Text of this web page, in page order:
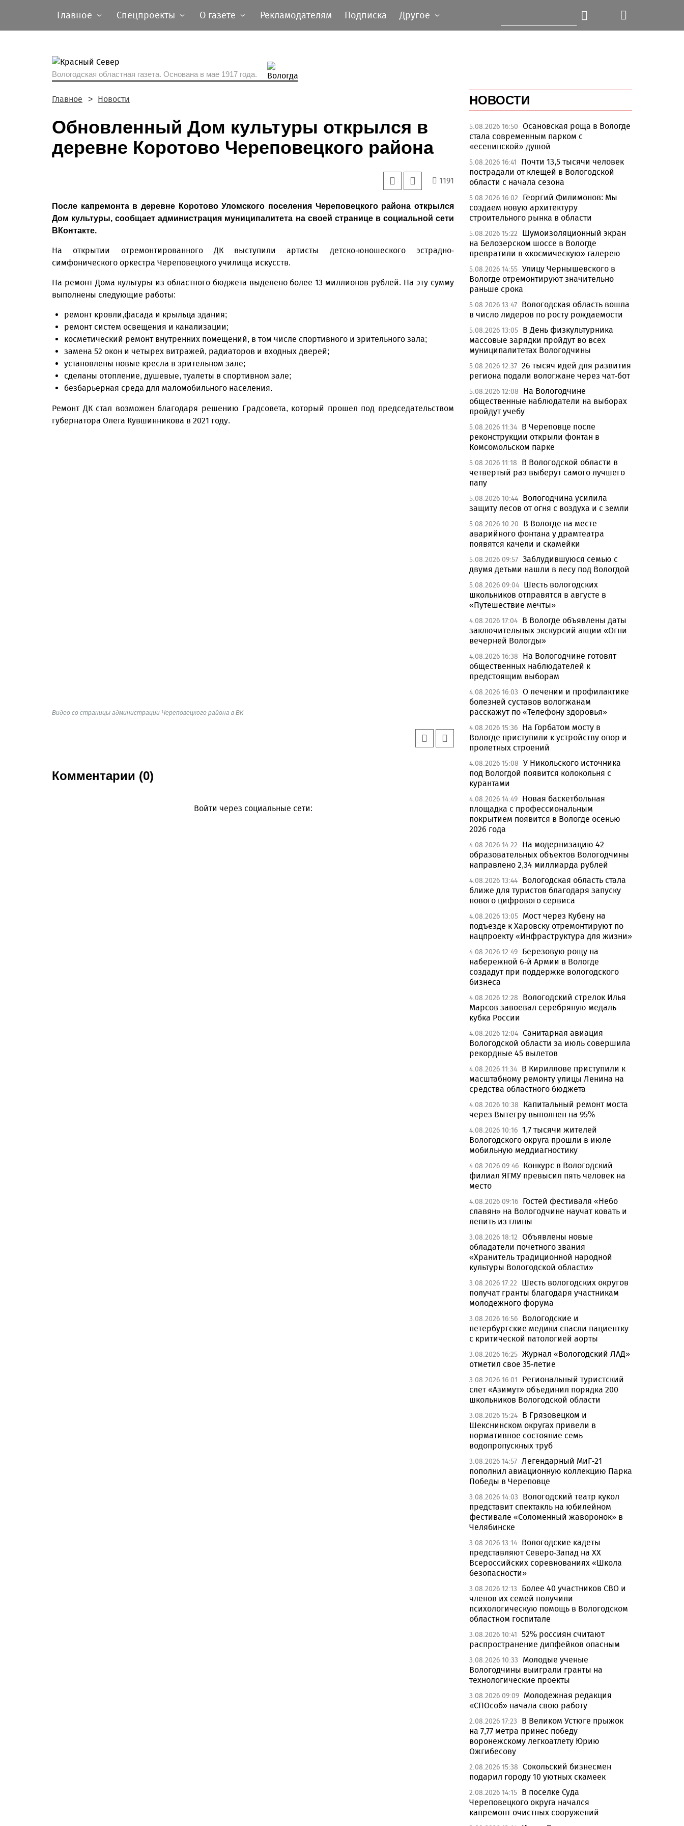
Главное Спецпроекты О газете Рекламодателям Подписка Другое
Вологодская областная газета. Основана в мае 1917 года.
Главное Новости
Обновленный Дом культуры открылся в
деревне Коротово Череповецкого района
1191
После капремонта в деревне Коротово Уломского поселения Череповецкого района открылся
Дом культуры, сообщает администрация муниципалитета на своей странице в социальной сети
ВКонтакте.
На открытии отремонтированного ДК выступили артисты детско-юношеского эстрадно-
симфонического оркестра Череповецкого училища искусств.
На ремонт Дома культуры из областного бюджета выделено более 13 миллионов рублей. На эту сумму
выполнены следующие работы:
ремонт кровли,фасада и крыльца здания;
ремонт систем освещения и канализации;
косметический ремонт внутренних помещений, в том числе спортивного и зрительного зала;
замена 52 окон и четырех витражей, радиаторов и входных дверей;
установлены новые кресла в зрительном зале;
сделаны отопление, душевые, туалеты в спортивном зале;
безбарьерная среда для маломобильного населения.
Ремонт ДК стал возможен благодаря решению Градсовета, который прошел под председательством
губернатора Олега Кувшинникова в 2021 году.
Видео со страницы администрации Череповецкого района в ВК
Комментарии (0)
Войти через социальные сети:
НОВОСТИ
5.08.2026 16:50 Осановская роща в Вологде
стала современным парком с
«есенинской» душой
5.08.2026 16:41
Почти 13,5 тысячи человек
пострадали от клещей в Вологодской
области с начала сезона
5.08.2026 16:02
Георгий Филимонов: Мы
создаем новую архитектуру
строительного рынка в области
5.08.2026 15:22
Шумоизоляционный экран
на Белозерском шоссе в Вологде
превратили в «космическую» галерею
5.08.2026 14:55 Улицу Чернышевского в
Вологде отремонтируют значительно
раньше срока
5.08.2026 13:47 Вологодская область вошла
в число лидеров по росту рождаемости
5.08.2026 13:05 В День физкультурника
массовые зарядки пройдут во всех
муниципалитетах Вологодчины
5.08.2026 12:37 26 тысяч идей для развития
региона подали вологжане через чат-бот
5.08.2026 12:08
На Вологодчине
общественные наблюдатели на выборах
пройдут учебу
5.08.2026 11:34 В Череповце после
реконструкции открыли фонтан в
Комсомольском парке
5.08.2026 11:18
В Вологодской области в
четвертый раз выберут самого лучшего
папу
5.08.2026 10:44 Вологодчина усилила
защиту лесов от огня с воздуха и с земли
5.08.2026 10:20
В Вологде на месте
аварийного фонтана у драмтеатра
появятся качели и скамейки
5.08.2026 09:57 Заблудившуюся семью с
двумя детьми нашли в лесу под Вологдой
5.08.2026 09:04 Шесть вологодских
школьников отправятся в августе в
«Путешествие мечты»
4.08.2026 17:04 В Вологде объявлены даты
заключительных экскурсий акции «Огни
вечерней Вологды»
4.08.2026 16:38
На Вологодчине готовят
общественных наблюдателей к
предстоящим выборам
4.08.2026 16:03 О лечении и профилактике
болезней суставов вологжанам
расскажут по «Телефону здоровья»
4.08.2026 15:36 На Горбатом мосту в
Вологде приступили к устройству опор и
пролетных строений
4.08.2026 15:08 У Никольского источника
под Вологдой появится колокольня с
курантами
4.08.2026 14:49 Новая баскетбольная
площадка с профессиональным
покрытием появится в Вологде осенью
2026 года
4.08.2026 14:22
На модернизацию 42
образовательных объектов Вологодчины
направлено 2,34 миллиарда рублей
4.08.2026 13:44 Вологодская область стала
ближе для туристов благодаря запуску
нового цифрового сервиса
4.08.2026 13:05 Мост через Кубену на
подъезде к Харовску отремонтируют по
нацпроекту «Инфраструктура для жизни»
4.08.2026 12:49 Березовую рощу на
набережной 6-й Армии в Вологде
создадут при поддержке вологодского
бизнеса
4.08.2026 12:28
Вологодский стрелок Илья
Марсов завоевал серебряную медаль
кубка России
4.08.2026 12:04 Санитарная авиация
Вологодской области за июль совершила
рекордные 45 вылетов
4.08.2026 11:34 В Кириллове приступили к
масштабному ремонту улицы Ленина на
средства областного бюджета
4.08.2026 10:38
Капитальный ремонт моста
через Вытегру выполнен на 95%
4.08.2026 10:16 1,7 тысячи жителей
Вологодского округа прошли в июле
мобильную меддиагностику
4.08.2026 09:46 Конкурс в Вологодский
филиал ЯГМУ превысил пять человек на
место
4.08.2026 09:16 Гостей фестиваля «Небо
славян» на Вологодчине научат ковать и
лепить из глины
3.08.2026 18:12 Объявлены новые
обладатели почетного звания
«Хранитель традиционной народной
культуры Вологодской области»
3.08.2026 17:22
Шесть вологодских округов
получат гранты благодаря участникам
молодежного форума
3.08.2026 16:56 Вологодские и
петербургские медики спасли пациентку
с критической патологией аорты
3.08.2026 16:25 Журнал «Вологодский ЛАД»
отметил свое 35-летие
3.08.2026 16:01
Региональный туристский
слет «Азимут» объединил порядка 200
школьников Вологодской области
3.08.2026 15:24 В Грязовецком и
Шекснинском округах привели в
нормативное состояние семь
водопропускных труб
3.08.2026 14:57 Легендарный МиГ-21
пополнил авиационную коллекцию Парка
Победы в Череповце
3.08.2026 14:03
Вологодский театр кукол
представит спектакль на юбилейном
фестивале «Соломенный жаворонок» в
Челябинске
3.08.2026 13:14 Вологодские кадеты
представляют Северо-Запад на XX
Всероссийских соревнованиях «Школа
безопасности»
3.08.2026 12:13
Более 40 участников СВО и
членов их семей получили
психологическую помощь в Вологодском
областном госпитале
3.08.2026 10:41 52% россиян считают
распространение дипфейков опасным
3.08.2026 10:33
Молодые ученые
Вологодчины выиграли гранты на
технологические проекты
3.08.2026 09:09 Молодежная редакция
«СПОсоб» начала свою работу
2.08.2026 17:23
В Великом Устюге прыжок
на 7,77 метра принес победу
воронежскому легкоатлету Юрию
Ожгибесову
2.08.2026 15:38 Сокольский бизнесмен
подарил городу 10 уютных скамеек
2.08.2026 14:15 В поселке Суда
Череповецкого округа начался
капремонт очистных сооружений